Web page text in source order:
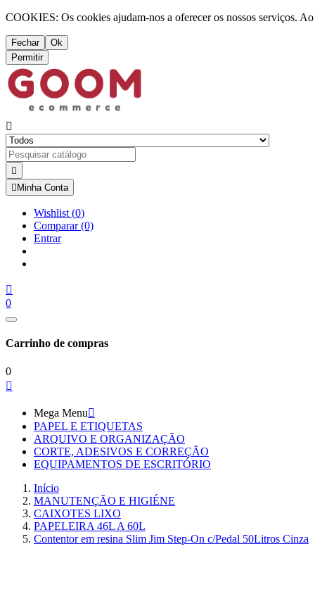
COOKIES: Os cookies ajudam-nos a oferecer os nossos serviços.
Fechar
Ok
Permitir


 Minha Conta
Wishlist (0)
Comparar(0)
Entrar

0
Carrinho de compras
0

Mega Menu
PAPEL E ETIQUETAS
ARQUIVO E ORGANIZAÇÃO
CORTE, ADESIVOS E CORREÇÃO
EQUIPAMENTOS DE ESCRITÓRIO
Início
MANUTENÇÃO E HIGIÉNE
CAIXOTES LIXO
PAPELEIRA 46L A 60L
Contentor em resina Slim Jim Step-On c/Pedal 50Litros Cinza